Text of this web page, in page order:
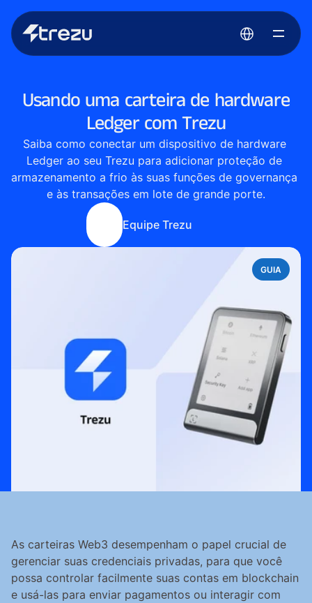
Usando uma carteira de hardware
Ledger com Trezu
Saiba como conectar um dispositivo de hardware
Ledger ao seu Trezu para adicionar proteção de
armazenamento a frio às suas funções de governança
e às transações em lote de grande porte.
Equipe Trezu
GUIA
​​As carteiras Web3 desempenham o papel crucial de
gerenciar suas credenciais privadas, para que você
possa controlar facilmente suas contas em blockchain
e usá-las para enviar pagamentos ou interagir com